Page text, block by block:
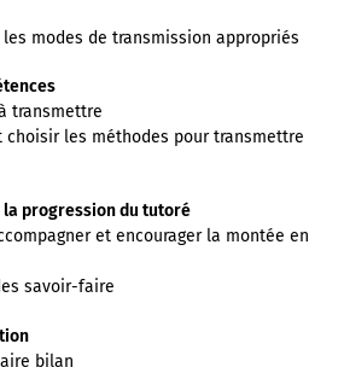
modes de transmission appropriés
transmettre
les méthodes pour transmettre
progression du tutoré
et encourager la montée en
savoir-faire
bilan